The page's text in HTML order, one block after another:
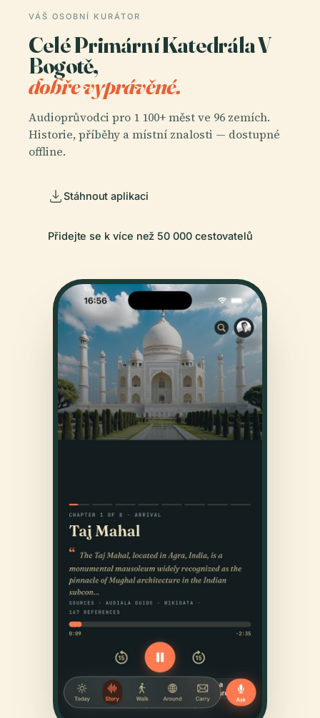
VÁŠ OSOBNÍ KURÁTOR
Celé Primární Katedrála V
Bogotě,
dobře vyprávěné.
Audioprůvodci pro 1 100+ měst ve 96 zemích.
Historie, příběhy a místní znalosti — dostupné
offline.
Stáhnout aplikaci
Přidejte se k více než 50 000 cestovatelů